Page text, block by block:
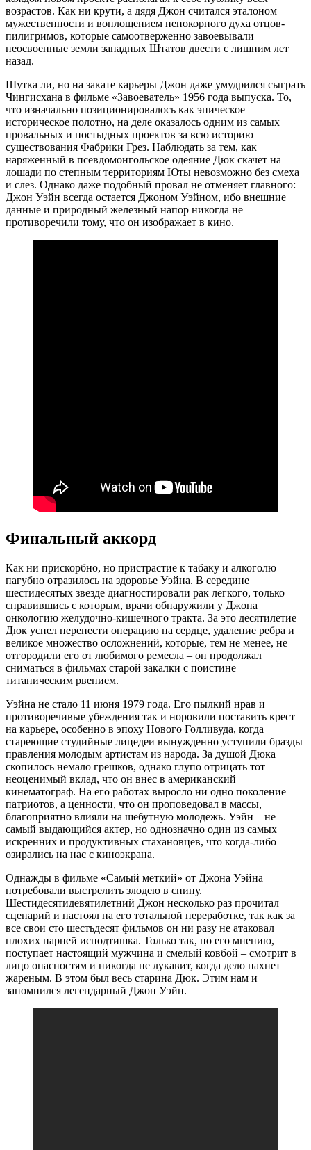
возрастов. Как ни крути, а дядя Джон считался эталоном
мужественности и воплощением непокорного духа отцов-
пилигримов, которые самоотверженно завоевывали
неосвоенные земли западных Штатов двести с лишним лет
назад.
Шутка ли, но на закате карьеры Джон даже умудрился сыграть
Чингисхана в фильме «Завоеватель» 1956 года выпуска. То,
что изначально позиционировалось как эпическое
историческое полотно, на деле оказалось одним из самых
провальных и постыдных проектов за всю историю
существования Фабрики Грез. Наблюдать за тем, как
наряженный в псевдомонгольское одеяние Дюк скачет на
лошади по степным территориям Юты невозможно без смеха
и слез. Однако даже подобный провал не отменяет главного:
Джон Уэйн всегда остается Джоном Уэйном, ибо внешние
данные и природный железный напор никогда не
противоречили тому, что он изображает в кино.
Финальный аккорд
Как ни прискорбно, но пристрастие к табаку и алкоголю
пагубно отразилось на здоровье Уэйна. В середине
шестидесятых звезде диагностировали рак легкого, только
справившись с которым, врачи обнаружили у Джона
онкологию желудочно-кишечного тракта. За это десятилетие
Дюк успел перенести операцию на сердце, удаление ребра и
великое множество осложнений, которые, тем не менее, не
отгородили его от любимого ремесла – он продолжал
сниматься в фильмах старой закалки с поистине
титаническим рвением.
Уэйна не стало 11 июня 1979 года. Его пылкий нрав и
противоречивые убеждения так и норовили поставить крест
на карьере, особенно в эпоху Нового Голливуда, когда
стареющие студийные лицедеи вынужденно уступили бразды
правления молодым артистам из народа. За душой Дюка
скопилось немало грешков, однако глупо отрицать тот
неоценимый вклад, что он внес в американский
кинематограф. На его работах выросло ни одно поколение
патриотов, а ценности, что он проповедовал в массы,
благоприятно влияли на шебутную молодежь. Уэйн – не
самый выдающийся актер, но однозначно один из самых
искренних и продуктивных стахановцев, что когда-либо
озирались на нас с киноэкрана.
Однажды в фильме «Самый меткий» от Джона Уэйна
потребовали выстрелить злодею в спину.
Шестидесятидевятилетний Джон несколько раз прочитал
сценарий и настоял на его тотальной переработке, так как за
все свои сто шестьдесят фильмов он ни разу не атаковал
плохих парней исподтишка. Только так, по его мнению,
поступает настоящий мужчина и смелый ковбой – смотрит в
лицо опасностям и никогда не лукавит, когда дело пахнет
жареным. В этом был весь старина Дюк. Этим нам и
запомнился легендарный Джон Уэйн.